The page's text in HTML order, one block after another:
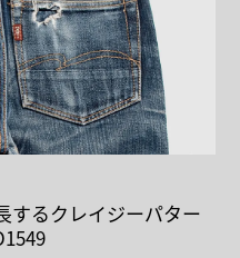
するクレイジーパター